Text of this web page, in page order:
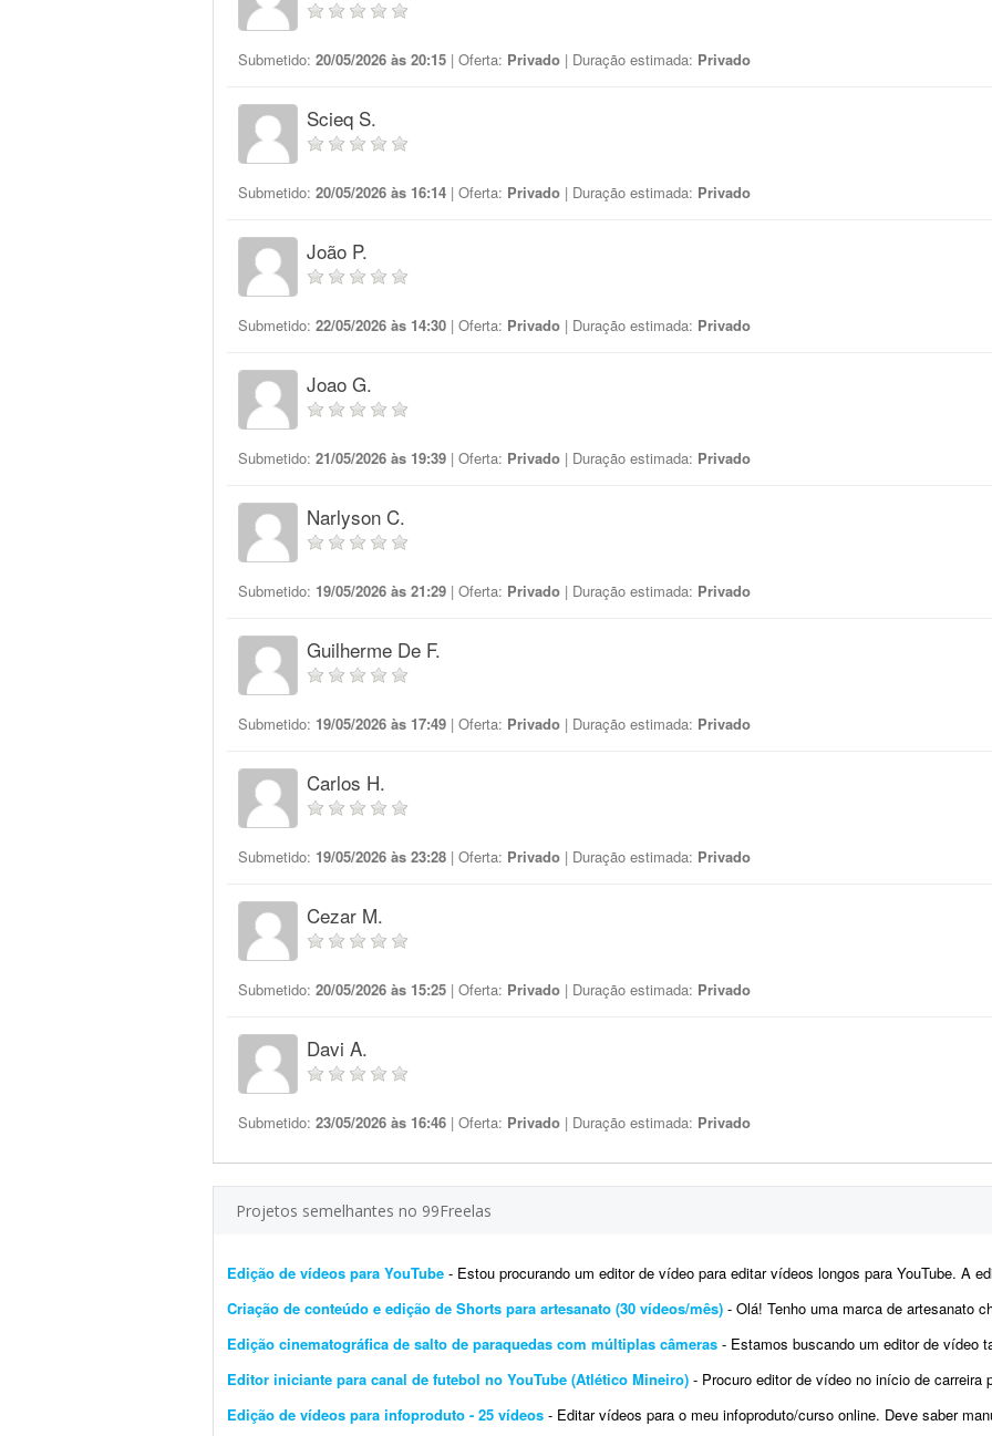
Submetido: 20/05/2026 às 20:15 | Oferta: Privado | Duração estimada: Privado
Scieq S.
Submetido: 20/05/2026 às 16:14 | Oferta: Privado | Duração estimada: Privado
João P.
Submetido: 22/05/2026 às 14:30 | Oferta: Privado | Duração estimada: Privado
Joao G.
Submetido: 21/05/2026 às 19:39 | Oferta: Privado | Duração estimada: Privado
Narlyson C.
Submetido: 19/05/2026 às 21:29 | Oferta: Privado | Duração estimada: Privado
Guilherme De F.
Submetido: 19/05/2026 às 17:49 | Oferta: Privado | Duração estimada: Privado
Carlos H.
Submetido: 19/05/2026 às 23:28 | Oferta: Privado | Duração estimada: Privado
Cezar M.
Submetido: 20/05/2026 às 15:25 | Oferta: Privado | Duração estimada: Privado
Davi A.
Submetido: 23/05/2026 às 16:46 | Oferta: Privado | Duração estimada: Privado
Projetos semelhantes no 99Freelas
Edição de vídeos para YouTube - Estou procurando um editor de vídeo para editar vídeos longos para YouTube. A edição não precisa ser
Criação de conteúdo e edição de Shorts para artesanato (30 vídeos/mês) - Olá! Tenho uma marca de artesanato chamada Carioca Artesanato, especializada
Edição cinematográfica de salto de paraquedas com múltiplas câmeras - Estamos buscando um editor de vídeo talentoso para criar uma edição
Editor iniciante para canal de futebol no YouTube (Atlético Mineiro) - Procuro editor de vídeo no início de carreira para uma parceria fixa. Preferência por
Edição de vídeos para infoproduto - 25 vídeos - Editar vídeos para o meu infoproduto/curso online. Deve saber manusear os principais